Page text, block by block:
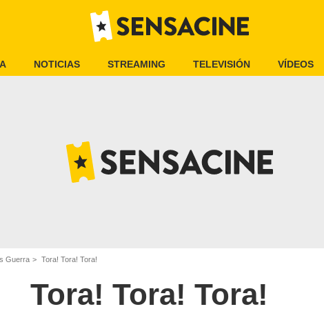
NOTICIAS STREAMING TELEVISIÓN VÍDEOS
Guerra Tora! Tora! Tora!
Tora! Tora! Tora!